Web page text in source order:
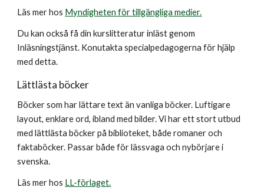
Läs mer hos Myndigheten för tillgängliga medier.
Du kan också få din kurslitteratur inläst genom
Inläsningstjänst. Konutakta specialpedagogerna för hjälp
med detta.
Lättlästa böcker
Böcker som har lättare text än vanliga böcker. Luftigare
layout, enklare ord, ibland med bilder. Vi har ett stort utbud
med lättlästa böcker på biblioteket, både romaner och
faktaböcker. Passar både för lässvaga och nybörjare i
svenska.
Läs mer hos LL-förlaget.